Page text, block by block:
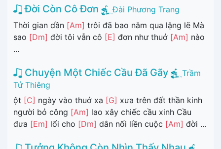
Đời Còn Cô Đơn
Đài Phương Trang
Thời gian dần [Am] trôi đã bao năm qua lặng lẽ Mà
sao [Dm] đời tôi vẫn cô [E] đơn như thuở [Am] nào
...
Chuyện Một Chiếc Cầu Đã Gãy
Trầm
Tử Thiêng
ột [C] ngày vào thuở xa [G] xưa trên đất thần kinh
người bỏ công [Am] lao xây chiếc cầu xinh Cầu
đưa [Em] lối cho [Dm] dân nối liền cuộc [Am] đời ...